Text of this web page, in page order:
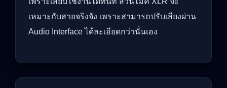
เหมาะกับสายจริงจัง เพราะสามารถปรับเสียงผ่าน
Audio Interface ได้ละเอียดกว่านั่นเอง